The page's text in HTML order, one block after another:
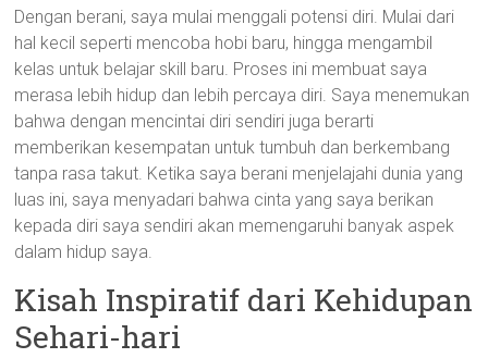
Dengan berani, saya mulai menggali potensi diri. Mulai dari
hal kecil seperti mencoba hobi baru, hingga mengambil
kelas untuk belajar skill baru. Proses ini membuat saya
merasa lebih hidup dan lebih percaya diri. Saya menemukan
bahwa dengan mencintai diri sendiri juga berarti
memberikan kesempatan untuk tumbuh dan berkembang
tanpa rasa takut. Ketika saya berani menjelajahi dunia yang
luas ini, saya menyadari bahwa cinta yang saya berikan
kepada diri saya sendiri akan memengaruhi banyak aspek
dalam hidup saya.
Kisah Inspiratif dari Kehidupan
Sehari-hari